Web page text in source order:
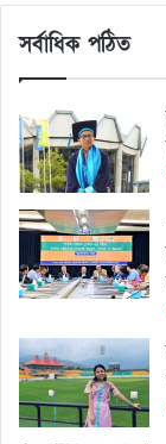
সর্বাধিক পঠিত